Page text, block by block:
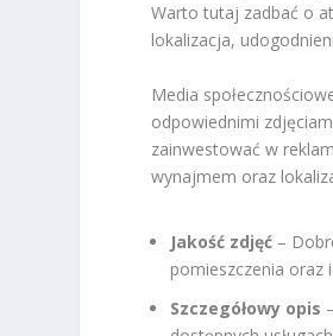
Warto tutaj zadbać o
lokalizacja,
Media
odpowiednimi
zainwestować w
wynajmem oraz
Jakość zdjęć –
pomieszczenia oraz
Szczegółowy opis